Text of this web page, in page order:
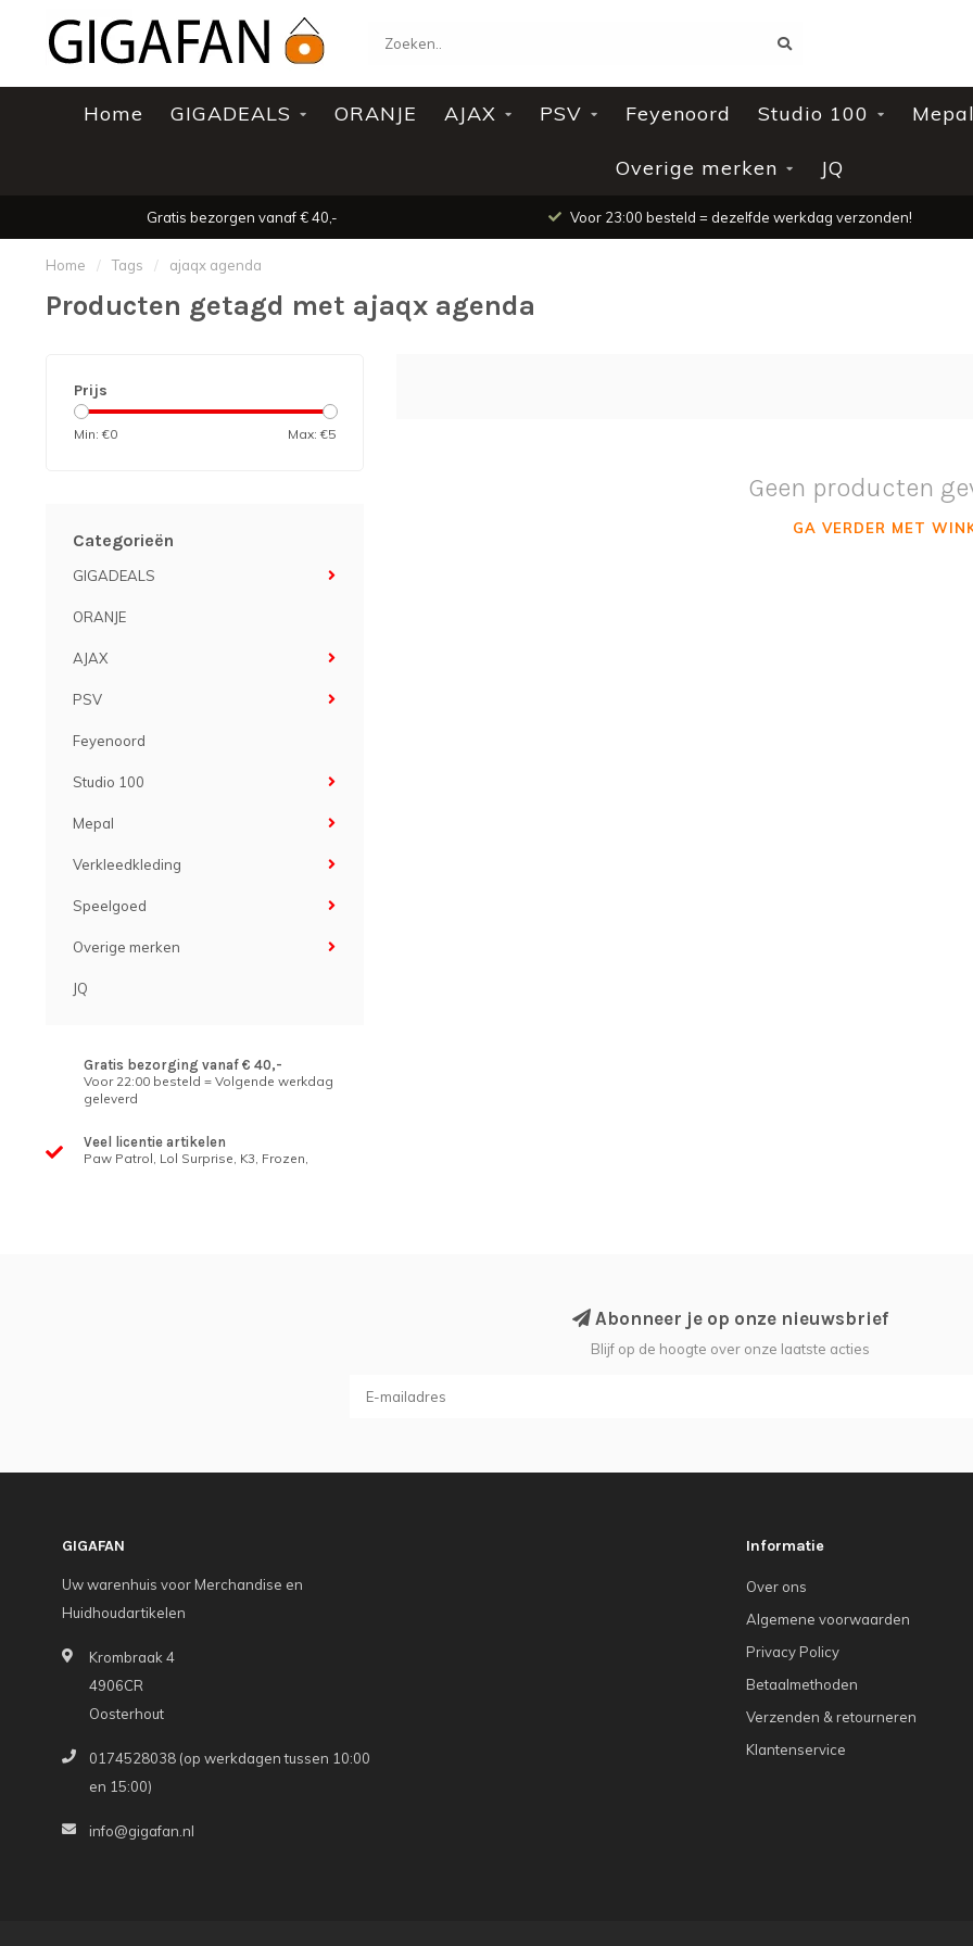
Home GIGADEALS ORANJE AJAX PSV Feyenoord Studio 100 Mepal
Overige merken JQ
Gratis bezorgen vanaf € 40,- Voor 23:00 besteld = dezelfde werkdag verzonden!
Home / Tags / ajaqx agenda
Producten getagd met ajaqx agenda
Prijs
Min: €0 Max: €5
Categorieën
GIGADEALS
ORANJE
AJAX
PSV
Feyenoord
Studio 100
Mepal
Verkleedkleding
Speelgoed
Overige merken
JQ
Gratis bezorging vanaf € 40,-
Voor 22:00 besteld = Volgende werkdag
geleverd
Veel licentie artikelen
Paw Patrol, Lol Surprise, K3, Frozen,
Geen producten
GA VERDER MET
Abonneer je op onze nieuwsbrief
Blijf op de hoogte over onze laatste acties
GIGAFAN
Uw warenhuis voor Merchandise en
Huidhoudartikelen
Krombraak 4
4906CR
Oosterhout
0174528038 (op werkdagen tussen 10:00
en 15:00)
info@gigafan.nl
Informatie
Over ons
Algemene voorwaarden
Privacy Policy
Betaalmethoden
Verzenden & retourneren
Klantenservice